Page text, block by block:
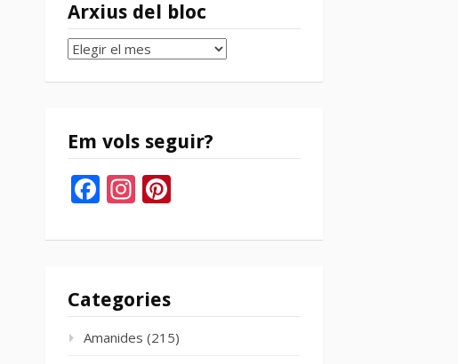
Arxius del bloc
Arxius
bloc
Em vols seguir?
Facebook
Instagram
Categories
Amanides (215)